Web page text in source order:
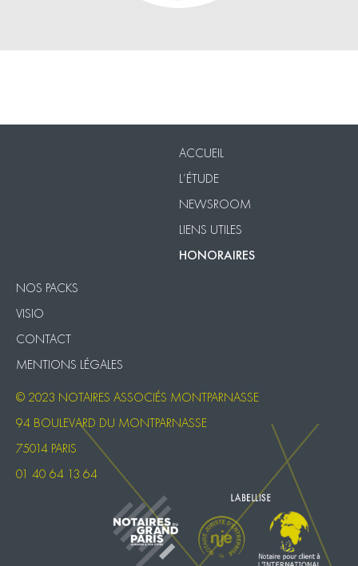
ACCUEIL
L’ÉTUDE
NEWSROOM
LIENS UTILES
HONORAIRES
NOS PACKS
VISIO
CONTACT
MENTIONS LÉGALES
© 2023 NOTAIRES ASSOCIÉS MONTPARNASSE
94 BOULEVARD DU MONTPARNASSE
75014 PARIS
01 40 64 13 64